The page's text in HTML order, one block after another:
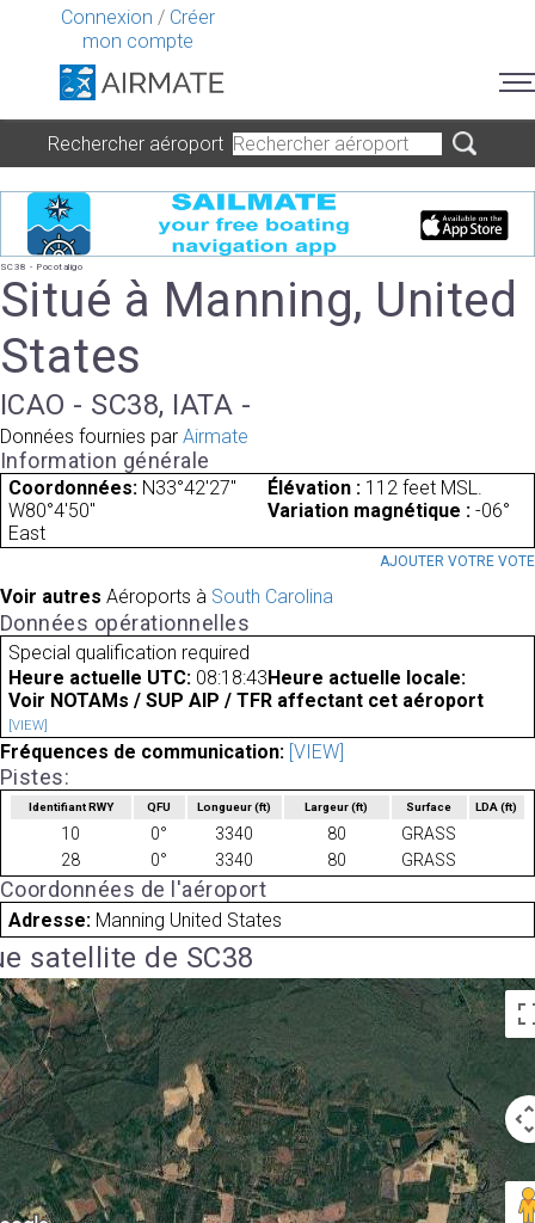
Connexion / Créer
mon compte
Rechercher aéroport
SC38 - Pocotaligo
Situé à Manning, United
States
ICAO - SC38, IATA -
Données fournies par Airmate
Information générale
Coordonnées: N33°42'27"
W80°4'50"
Élévation : 112 feet MSL.
Variation magnétique : -06°
East
AJOUTER VOTRE VOTE
Voir autres Aéroports à South Carolina
Données opérationnelles
Special qualification required
Heure actuelle UTC: 08:18:43 Heure actuelle locale:
Voir NOTAMs / SUP AIP / TFR affectant cet aéroport
[VIEW]
Fréquences de communication: [VIEW]
Pistes:
Identifiant RWY QFU Longueur(ft) Largeur(ft) Surface LDA(ft)
10 0° 3340 80
GRASS
28
0° 3340 80 GRASS
Coordonnées de l'aéroport
Adresse: Manning United States
satellite de SC38